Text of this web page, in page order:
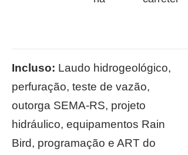
Incluso: Laudo hidrogeológico,
perfuração, teste de vazão,
outorga SEMA-RS, projeto
hidráulico, equipamentos Rain
Bird, programação e ART do